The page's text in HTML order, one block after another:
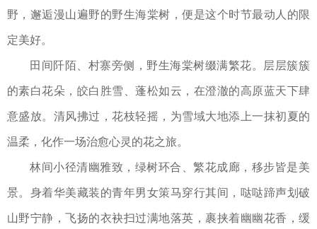
野，邂逅漫山遍野的野生海棠树，便是这个时节最动人的限
定美好。
田间阡陌、村寨旁侧，野生海棠树缀满繁花。层层簇簇
的素白花朵，皎白胜雪、蓬松如云，在澄澈的高原蓝天下肆
意盛放。清风拂过，花枝轻摇，为雪域大地添上一抹初夏的
温柔，化作一场治愈心灵的花之旅。
林间小径清幽雅致，绿树环合、繁花成廊，移步皆是美
景。身着华美藏装的青年男女策马穿行其间，哒哒蹄声划破
山野宁静，飞扬的衣袂扫过满地落英，裹挟着幽幽花香，缓